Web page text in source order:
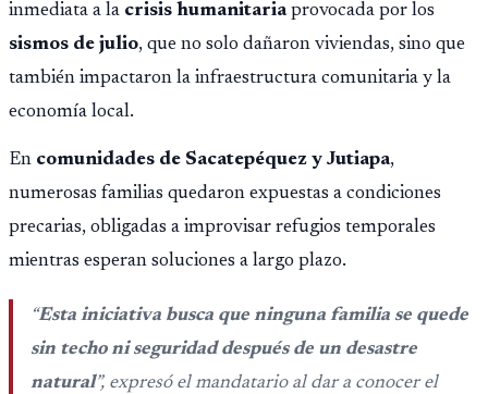
inmediata a la crisis humanitariaprovocada por los
sismos de julio, que no solo dañaron viviendas, sino que
también impactaron la infraestructura comunitaria y la
economía local.
En comunidades de Sacatepéquez y Jutiapa,
numerosas familias quedaron expuestas a condiciones
precarias, obligadas a improvisar refugios temporales
mientras esperan soluciones a largo plazo.
“Esta iniciativa busca que ninguna familia se quede
sin techo ni seguridad después de un desastre
natural”, expresó el mandatario al dar a conocer el